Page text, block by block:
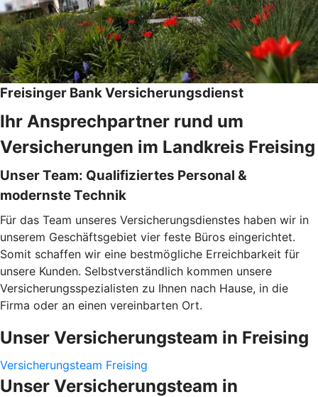
Freisinger Bank Versicherungsdienst
Ihr Ansprechpartner rund um
Versicherungen im Landkreis Freising
Unser Team: Qualifiziertes Personal &
modernste Technik
Für das Team unseres Versicherungsdienstes haben wir in
unserem Geschäftsgebiet vier feste Büros eingerichtet.
Somit schaffen wir eine bestmögliche Erreichbarkeit für
unsere Kunden. Selbstverständlich kommen unsere
Versicherungsspezialisten zu Ihnen nach Hause, in die
Firma oder an einen vereinbarten Ort.
Unser Versicherungsteam in Freising
Versicherungsteam Freising
Unser Versicherungsteam in